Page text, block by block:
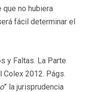
no hubiera
fácil determinar el
y Faltas. La Parte
Colex 2012. Págs.
” la jurisprudencia